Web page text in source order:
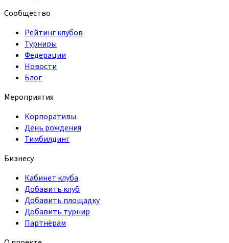
Сообщество
Рейтинг клубов
Турниры
Федерации
Новости
Блог
Мероприятия
Корпоративы
День рождения
Тимбилдинг
Бизнесу
Кабинет клуба
Добавить клуб
Добавить площадку
Добавить турнир
Партнёрам